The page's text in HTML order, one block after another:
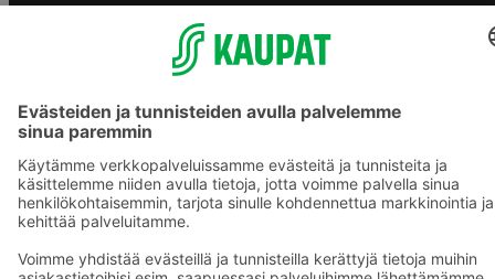
S-ryhmän palvelut
S-ryhmä
Asiakasomistajuus
Yhteishyvä Ruoka -sovellus
S-ostoslista -sovellus
Prisma.fi
Sokos.fi
S-Pankki